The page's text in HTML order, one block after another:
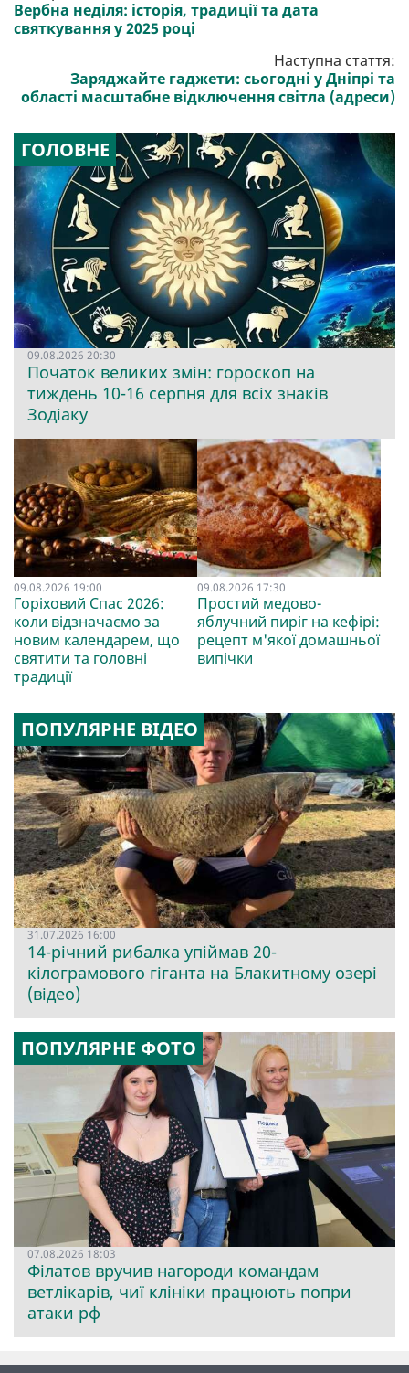
Вербна неділя: історія, традиції та дата
святкування у 2025 році
Наступна стаття:
Заряджайте гаджети: сьогодні у Дніпрі та
області масштабне відключення світла (адреси)
ГОЛОВНЕ
09.08.2026 20:30
Початок великих змін: гороскоп на
тиждень 10-16 серпня для всіх знаків
Зодіаку
09.08.2026 19:00
Горіховий Спас 2026:
коли відзначаємо за
новим календарем, що
святити та головні
традиції
09.08.2026 17:30
Простий медово-
яблучний пиріг на кефірі:
рецепт м'якої домашньої
випічки
ПОПУЛЯРНЕ ВІДЕО
31.07.2026 16:00
14-річний рибалка упіймав 20-
кілограмового гіганта на Блакитному озері
(відео)
ПОПУЛЯРНЕ ФОТО
07.08.2026 18:03
Філатов вручив нагороди командам
ветлікарів, чиї клініки працюють попри
атаки рф